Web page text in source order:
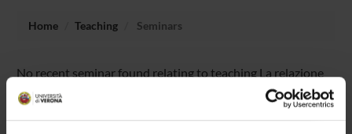
Home Teaching Seminars
No recent seminar found relating to teaching La relazione
di cura.